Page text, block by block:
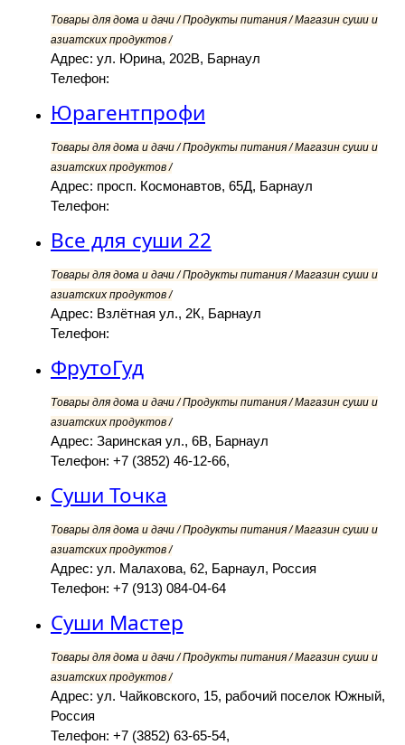
Товары для дома и дачи / Продукты питания / Магазин суши и
азиатских продуктов /
Адрес: ул. Юрина, 202В, Барнаул
Телефон:
Юрагентпрофи
Товары для дома и дачи / Продукты питания / Магазин суши и
азиатских продуктов /
Адрес: просп. Космонавтов, 65Д, Барнаул
Телефон:
Все для суши 22
Товары для дома и дачи / Продукты питания / Магазин суши и
азиатских продуктов /
Адрес: Взлётная ул., 2К, Барнаул
Телефон:
ФрутоГуд
Товары для дома и дачи / Продукты питания / Магазин суши и
азиатских продуктов /
Адрес: Заринская ул., 6В, Барнаул
Телефон: +7 (3852) 46-12-66,
Суши Точка
Товары для дома и дачи / Продукты питания / Магазин суши и
азиатских продуктов /
Адрес: ул. Малахова, 62, Барнаул, Россия
Телефон: +7 (913) 084-04-64
Суши Мастер
Товары для дома и дачи / Продукты питания / Магазин суши и
азиатских продуктов /
Адрес: ул. Чайковского, 15, рабочий поселок Южный,
Россия
Телефон: +7 (3852) 63-65-54,